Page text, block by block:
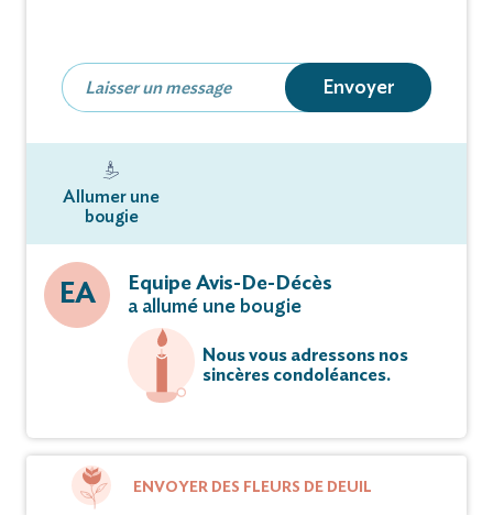
Envoyer
Allumer une
bougie
EA
Equipe Avis-De-Décès
a allumé une bougie
Nous vous adressons nos
sincères condoléances.
ENVOYER DES FLEURS DE DEUIL